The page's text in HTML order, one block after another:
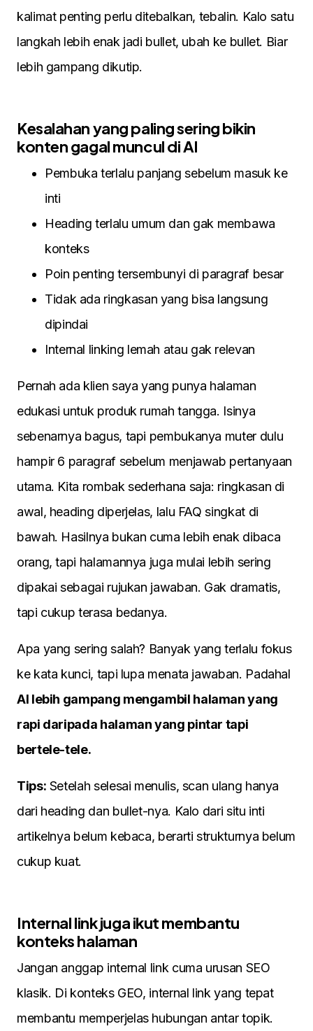
kalimat penting perlu ditebalkan, tebalin. Kalo satu
langkah lebih enak jadi bullet, ubah ke bullet. Biar
lebih gampang dikutip.
Kesalahan yang paling sering bikin
konten gagal muncul di AI
Pembuka terlalu panjang sebelum masuk ke
inti
Heading terlalu umum dan gak membawa
konteks
Poin penting tersembunyi di paragraf besar
Tidak ada ringkasan yang bisa langsung
dipindai
Internal linking lemah atau gak relevan
Pernah ada klien saya yang punya halaman
edukasi untuk produk rumah tangga. Isinya
sebenarnya bagus, tapi pembukanya muter dulu
hampir 6 paragraf sebelum menjawab pertanyaan
utama. Kita rombak sederhana saja: ringkasan di
awal, heading diperjelas, lalu FAQ singkat di
bawah. Hasilnya bukan cuma lebih enak dibaca
orang, tapi halamannya juga mulai lebih sering
dipakai sebagai rujukan jawaban. Gak dramatis,
tapi cukup terasa bedanya.
Apa yang sering salah? Banyak yang terlalu fokus
ke kata kunci, tapi lupa menata jawaban. Padahal
AI lebih gampang mengambil halaman yang
rapi daripada halaman yang pintar tapi
bertele-tele.
Tips: Setelah selesai menulis, scan ulang hanya
dari heading dan bullet-nya. Kalo dari situ inti
artikelnya belum kebaca, berarti strukturnya belum
cukup kuat.
Internal link juga ikut membantu
konteks halaman
Jangan anggap internal link cuma urusan SEO
klasik. Di konteks GEO, internal link yang tepat
membantu memperjelas hubungan antar topik.